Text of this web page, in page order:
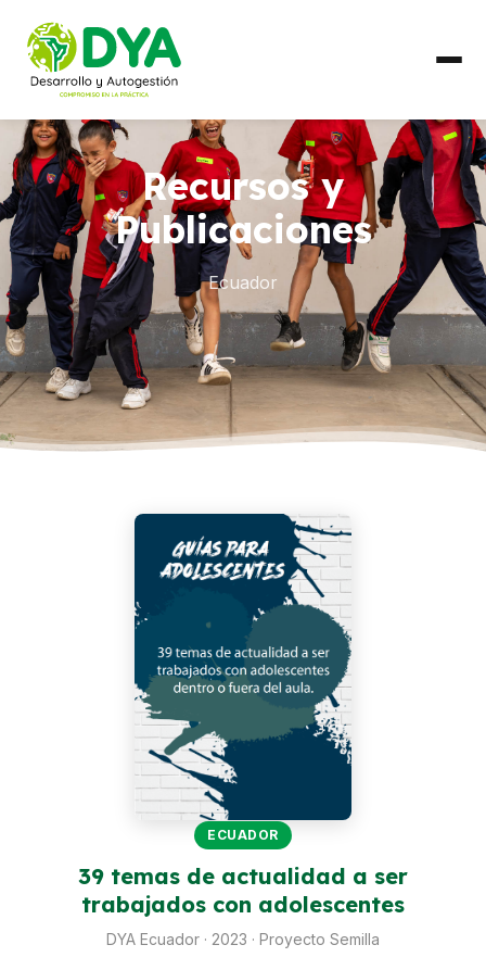
QUIÉNES SOMOS
Línea de Tiempo
Alianzas Regionales
QUÉ HACEMOS
Líneas de Trabajo
PAÍSES
Ecuador
En Ecuador
En Argentina
Publicaciones
TDRs
Transparencia
Recursos y
Publicaciones
Ecuador
ECUADOR
39 temas de actualidad a ser
trabajados con adolescentes
DYA Ecuador · 2023 · Proyecto Semilla